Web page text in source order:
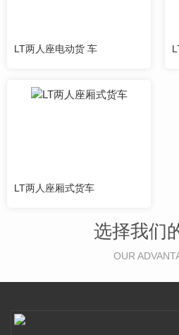
LT两人座电动货 车
LT两人座厢式货车
选择我们
OUR